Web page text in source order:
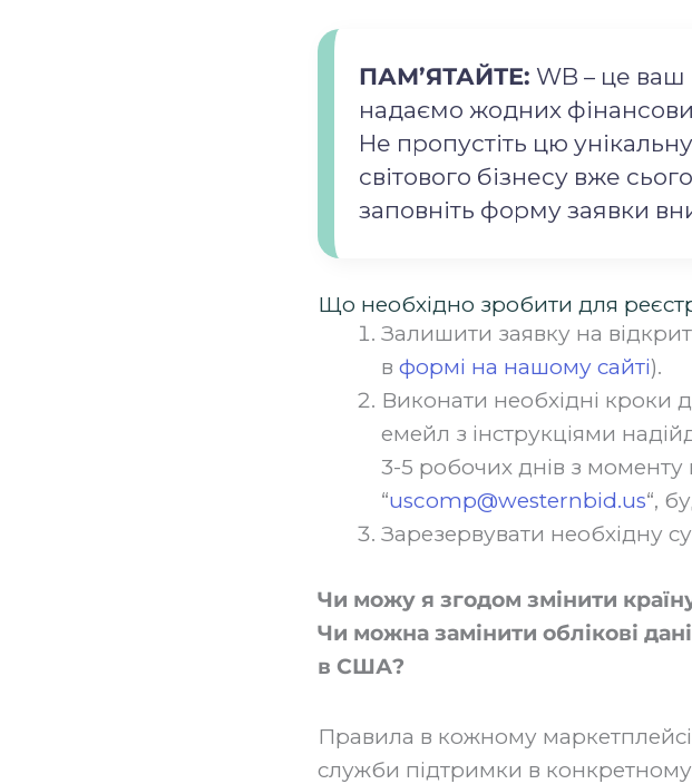
ПАМ’ЯТАЙТЕ: WB – це
надаємо жодних
Не пропустіть цю
світового бізнесу вже
заповніть форму заявки
Що необхідно зробити для
Залишити заявку на
в формі на нашому сайті).
Виконати необхідні кроки
емейл з інструкціями
3-5 робочих днів з моменту
“uscomp@westernbid.us“,
Зарезервувати необхідну
Чи можу я згодом змінити
Чи можна замінити облікові
в США?
Правила в кожному маркетплейсі
служби підтримки в конкретному